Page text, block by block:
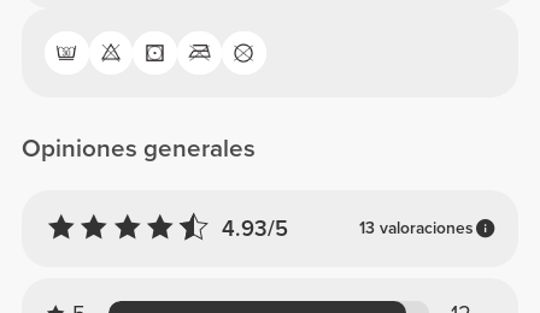
Opiniones generales
4.93/5 13 valoraciones